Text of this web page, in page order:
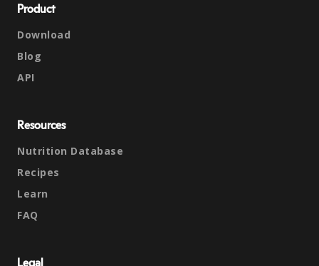
Product
Download
Blog
API
Resources
Nutrition Database
Recipes
Learn
FAQ
Legal